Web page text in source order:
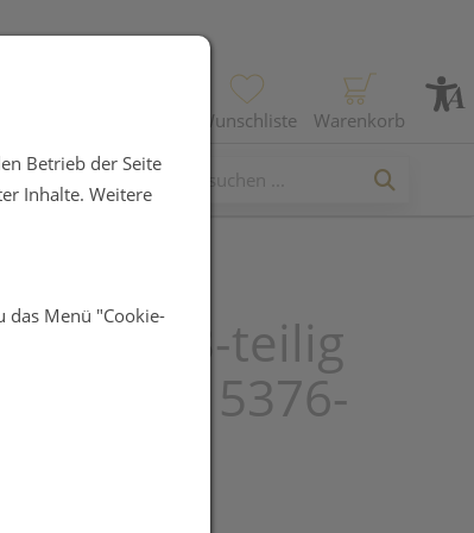
Wunschliste Warenkorb
3-teilig
Gelb 5376-
Betrieb der Seite
Inhalte. Weitere
das Menü "Cookie-